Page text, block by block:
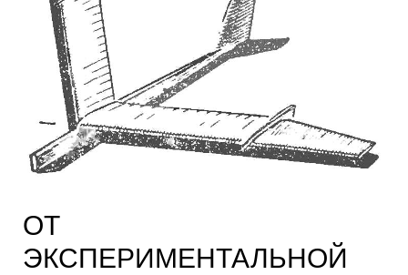
ОТ
ЭКСПЕРИМЕНТАЛЬНОЙ